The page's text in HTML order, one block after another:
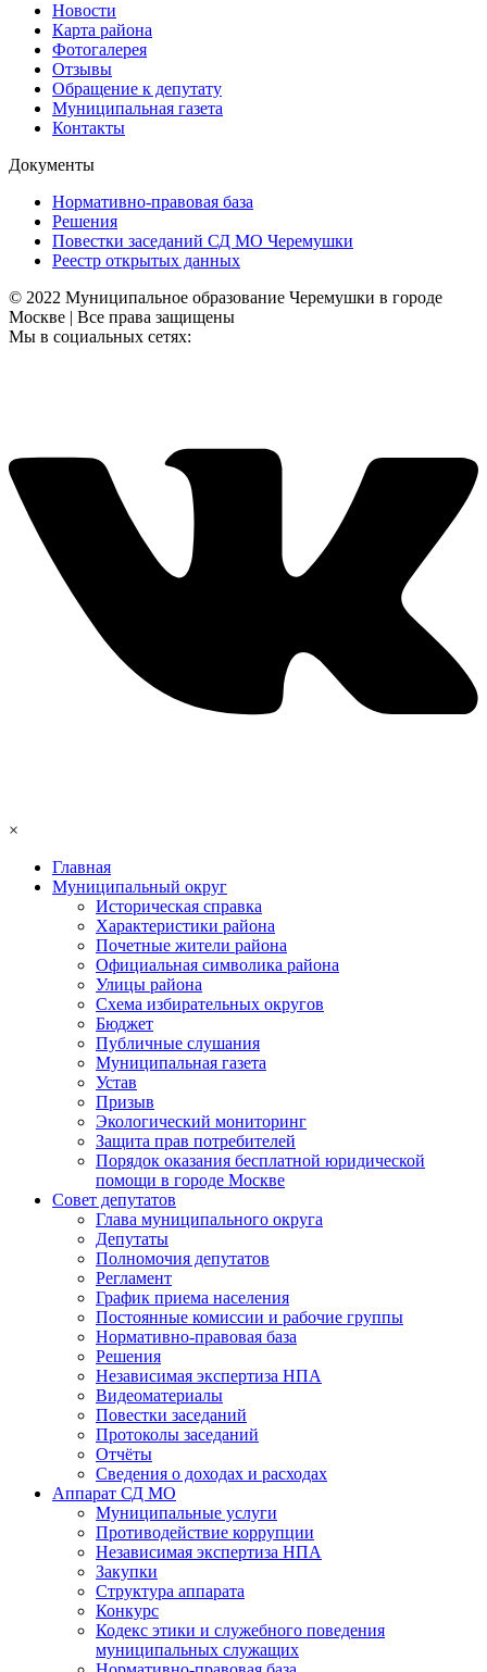
Новости
Карта района
Фотогалерея
Отзывы
Обращение к депутату
Муниципальная газета
Контакты
Документы
Нормативно-правовая база
Решения
Повестки заседаний СД МО Черемушки
Реестр открытых данных
© 2022 Муниципальное образование Черемушки в городе
Москве | Все права защищены
Мы в социальных сетях:
×
Главная
Муниципальный округ
Историческая справка
Характеристики района
Почетные жители района
Официальная символика района
Улицы района
Схема избирательных округов
Бюджет
Публичные слушания
Муниципальная газета
Устав
Призыв
Экологический мониторинг
Защита прав потребителей
Порядок оказания бесплатной юридической
помощи в городе Москве
Совет депутатов
Глава муниципального округа
Депутаты
Полномочия депутатов
Регламент
График приема населения
Постоянные комиссии и рабочие группы
Нормативно-правовая база
Решения
Независимая экспертиза НПА
Видеоматериалы
Повестки заседаний
Протоколы заседаний
Отчёты
Сведения о доходах и расходах
Аппарат СД МО
Муниципальные услуги
Противодействие коррупции
Независимая экспертиза НПА
Закупки
Структура аппарата
Конкурс
Кодекс этики и служебного поведения
муниципальных служащих